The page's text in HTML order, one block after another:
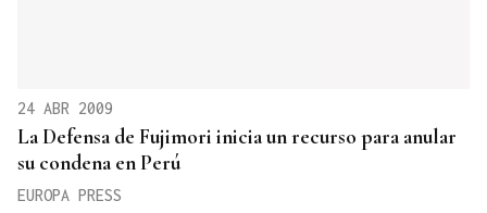
24 ABR 2009
La Defensa de Fujimori inicia un recurso para anular
su condena en Perú
EUROPA PRESS